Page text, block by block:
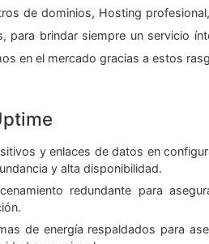
de dominios, Hosting
para brindar siempre un servicio
en el mercado gracias a estos
y enlaces de datos en
y alta disponibilidad.
redundante para
de energía respaldados para